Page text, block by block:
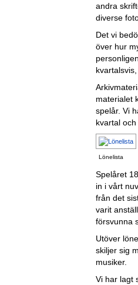
andra
diverse
Det vi
över hur
materialet
spelår. Vi
kvartal
Lönelista
Spelåret
in i vårt
från det
varit
försvunna
Utöver
skiljer sig
musiker.
Vi har lagt